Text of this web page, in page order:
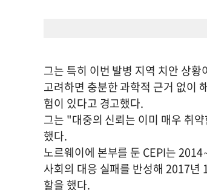
그는 특히 이번 발병 지역 치안 상
고려하면 충분한 과학적 근거 없이
험이 있다고 경고했다.
그는 "대중의 신뢰는 이미 매우 취
했다.
노르웨이에 본부를 둔 CEPI는
사회의 대응 실패를 반성해 2017년
할을 했다.